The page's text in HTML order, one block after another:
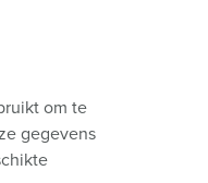
om te
gegevens